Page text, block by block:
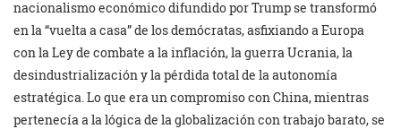
nacionalismo económico difundido por Trump se transformó
en la “vuelta a casa” de los demócratas, asfixiando a Europa
con la Ley de combate a la inflación, la guerra Ucrania, la
desindustrialización y la pérdida total de la autonomía
estratégica. Lo que era un compromiso con China, mientras
pertenecía a la lógica de la globalización con trabajo barato, se